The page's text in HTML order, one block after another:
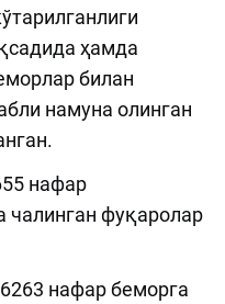
ҳамда
билан
намуна олинган
нафар
чалинган фуқаролар
нафар беморга